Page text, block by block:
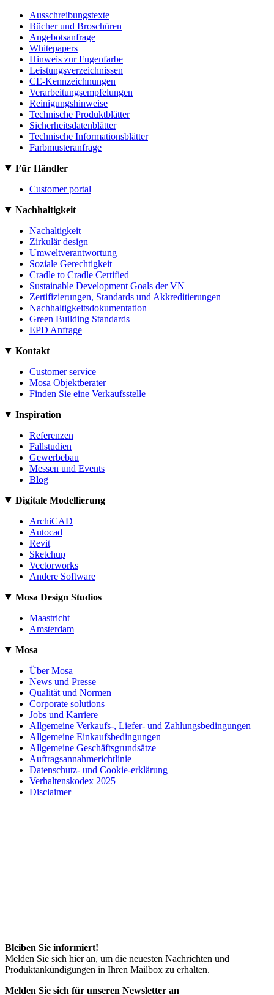
Ausschreibungstexte
Bücher und Broschüren
Angebotsanfrage
Whitepapers
Hinweis zur Fugenfarbe
Leistungsverzeichnissen
CE-Kennzeichnungen
Verarbeitungsempfelungen
Reinigungshinweise
Technische Produktblätter
Sicherheitsdatenblätter
Technische Informationsblätter
Farbmusteranfrage
Für Händler
Customer portal
Nachhaltigkeit
Nachaltigkeit
Zirkulär design
Umweltverantwortung
Soziale Gerechtigkeit
Cradle to Cradle Certified
Sustainable Development Goals der VN
Zertifizierungen, Standards und Akkreditierungen
Nachhaltigkeitsdokumentation
Green Building Standards
EPD Anfrage
Kontakt
Customer service
Mosa Objektberater
Finden Sie eine Verkaufsstelle
Inspiration
Referenzen
Fallstudien
Gewerbebau
Messen und Events
Blog
Digitale Modellierung
ArchiCAD
Autocad
Revit
Sketchup
Vectorworks
Andere Software
Mosa Design Studios
Maastricht
Amsterdam
Mosa
Über Mosa
News und Presse
Qualität und Normen
Corporate solutions
Jobs und Karriere
Allgemeine Verkaufs-, Liefer- und Zahlungsbedingungen
Allgemeine Einkaufsbedingungen
Allgemeine Geschäftsgrundsätze
Auftragsannahmerichtlinie
Datenschutz- und Cookie-erklärung
Verhaltenskodex 2025
Disclaimer
Bleiben Sie informiert!
Melden Sie sich hier an, um die neuesten Nachrichten und
Produktankündigungen in Ihren Mailbox zu erhalten.
Melden Sie sich für unseren Newsletter an